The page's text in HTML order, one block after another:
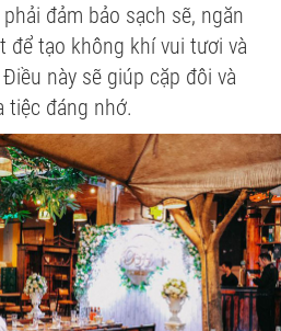
đảm bảo sạch sẽ, ngăn
để tạo không khí vui tươi và
này sẽ giúp cặp đôi và
tiệc đáng nhớ.